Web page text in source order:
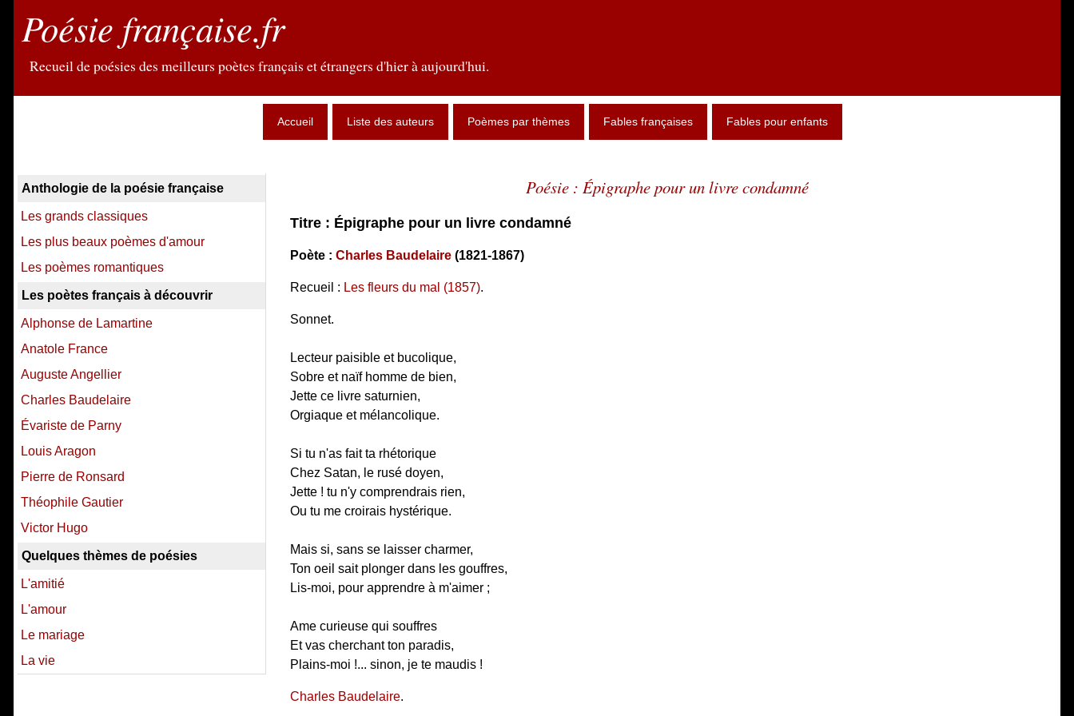
Poésie française.fr
Recueil de poésies des meilleurs poètes français et étrangers d'hier à aujourd'hui.
Accueil Liste des auteurs Poèmes par thèmes Fables françaises Fables pour enfants
Poésie : Épigraphe pour un livre condamné
Titre : Épigraphe pour un livre condamné
Poète : Charles Baudelaire (1821-1867)
Recueil : Les fleurs du mal (1857).
Sonnet.
Lecteur paisible et bucolique,
Sobre et naïf homme de bien,
Jette ce livre saturnien,
Orgiaque et mélancolique.
Si tu n'as fait ta rhétorique
Chez Satan, le rusé doyen,
Jette ! tu n'y comprendrais rien,
Ou tu me croirais hystérique.
Mais si, sans se laisser charmer,
Ton oeil sait plonger dans les gouffres,
Lis-moi, pour apprendre à m'aimer ;
Ame curieuse qui souffres
Et vas cherchant ton paradis,
Plains-moi !... sinon, je te maudis !
Charles Baudelaire.
Anthologie de la poésie française
Les grands classiques
Les plus beaux poèmes d'amour
Les poèmes romantiques
Les poètes français à découvrir
Alphonse de Lamartine
Anatole France
Auguste Angellier
Charles Baudelaire
Évariste de Parny
Louis Aragon
Pierre de Ronsard
Théophile Gautier
Victor Hugo
Quelques thèmes de poésies
L'amitié
L'amour
Le mariage
La vie